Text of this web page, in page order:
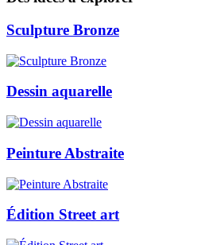
Sculpture Bronze
Dessin aquarelle
Peinture Abstraite
Édition Street art